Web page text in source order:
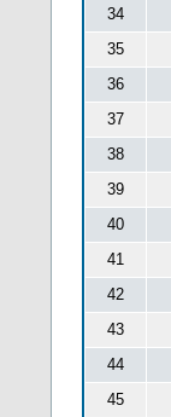
34
35
36
37
38
39
40
41
42
43
44
45